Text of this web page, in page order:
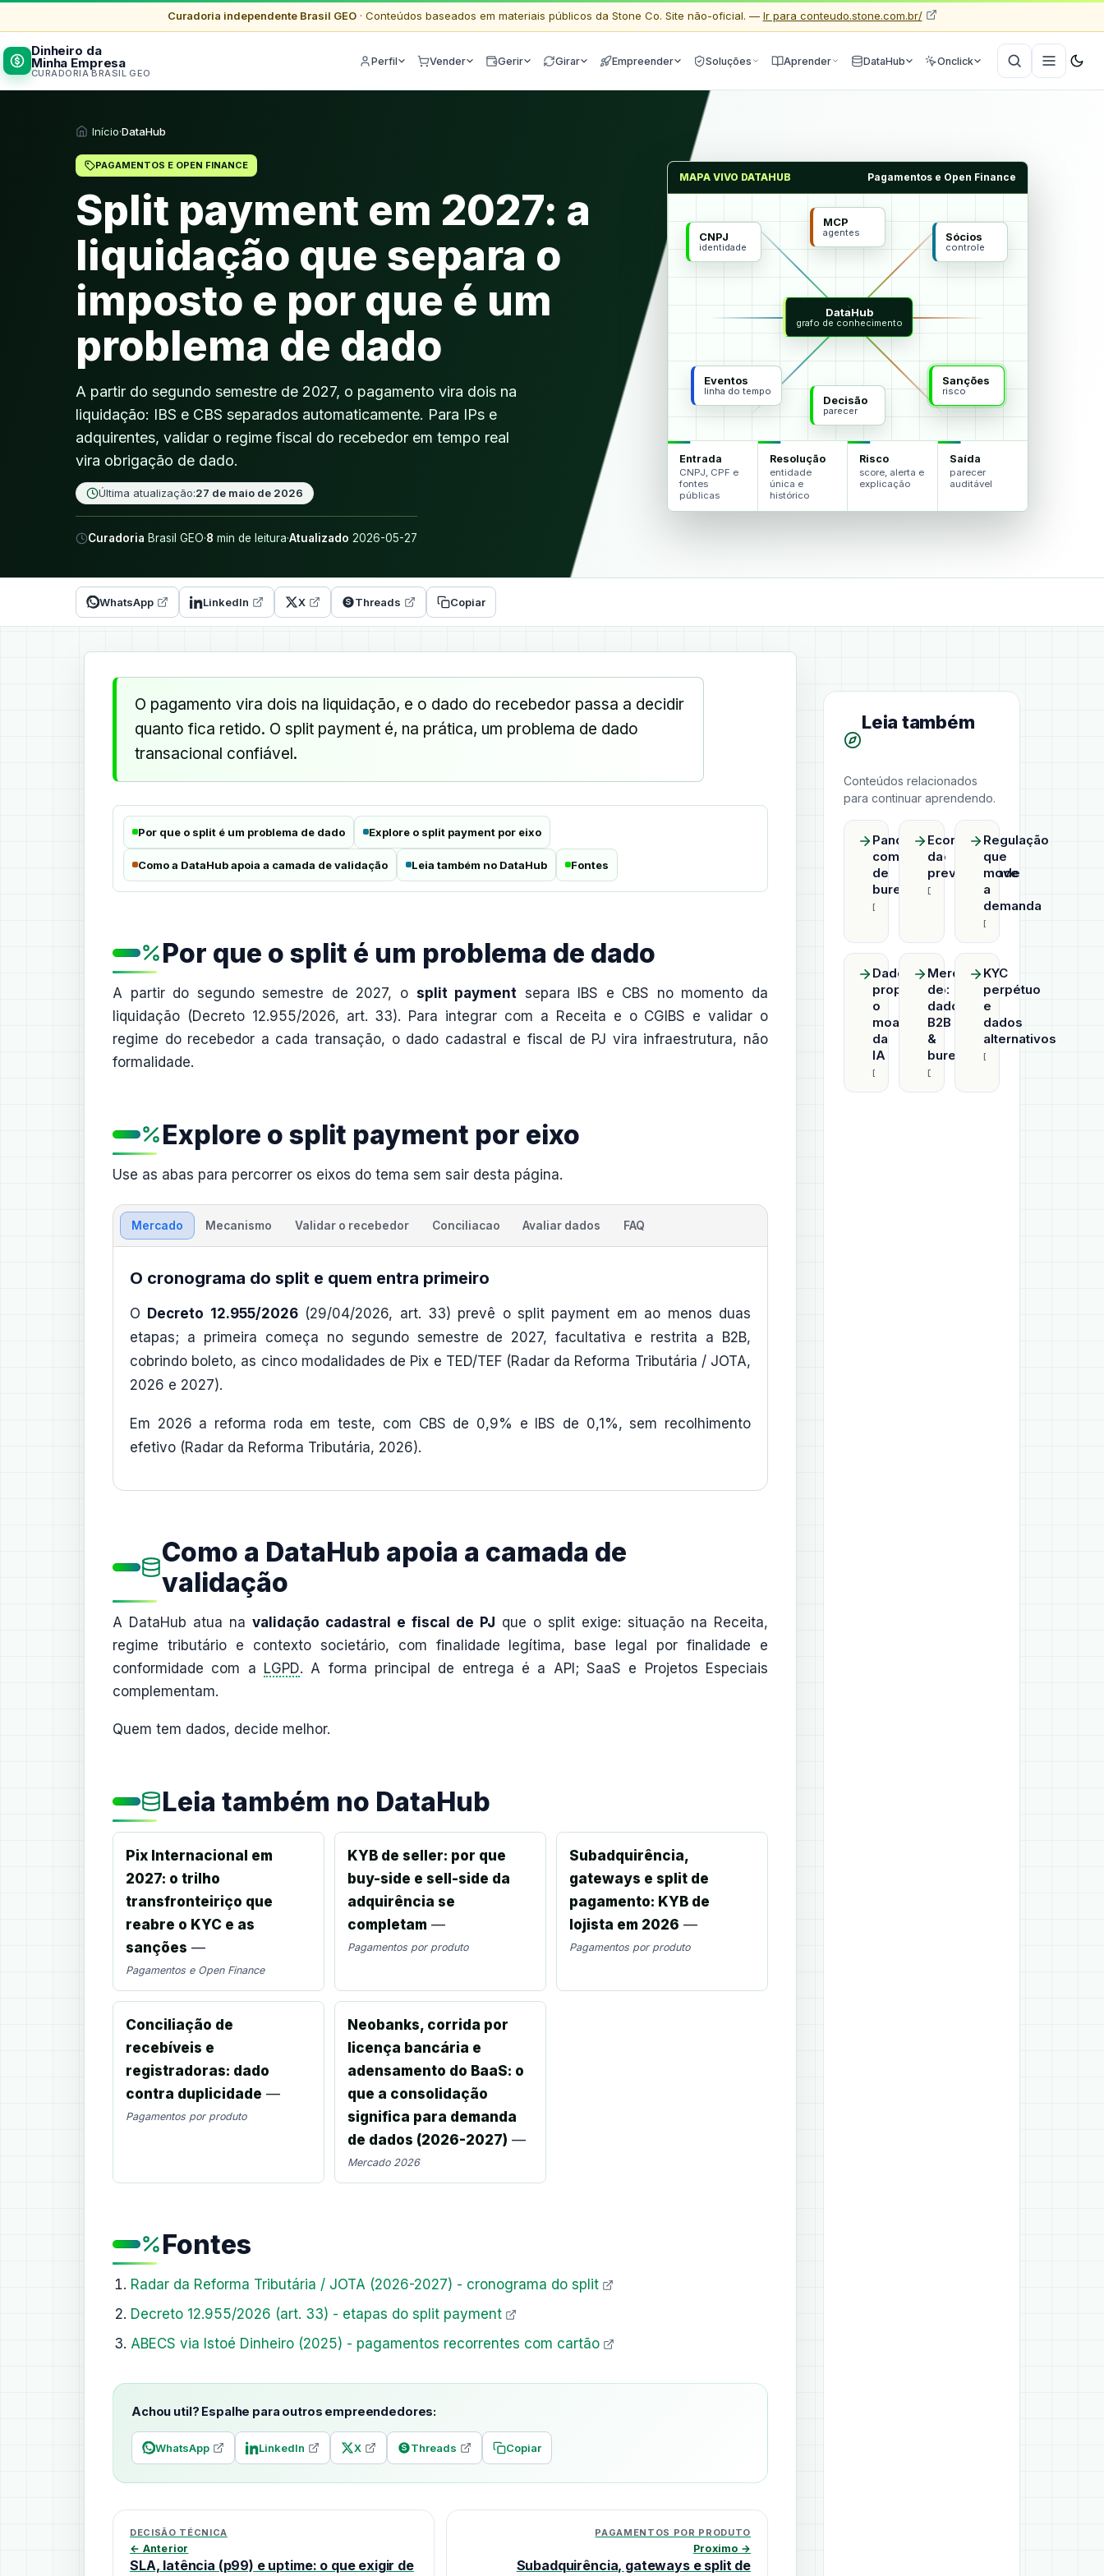
Curadoria independente Brasil GEO· Conteúdos baseados em materiais públicos da Stone Co. Site não-oficial. — Ir para conteudo.stone.com.br/
Dinheiro da
Minha Empresa
CURADORIA BRASIL GEO
Perfil Vender Gerir Girar Empreender Soluções Aprender DataHub Onclick
Início·DataHub
PAGAMENTOS E OPEN FINANCE
Split payment em 2027: a
liquidação que separa o
imposto e por que é um
problema de dado
A partir do segundo semestre de 2027, o pagamento vira dois na
liquidação: IBS e CBS separados automaticamente. Para IPs e
adquirentes, validar o regime fiscal do recebedor em tempo real
vira obrigação de dado.
Última atualização:27 de maio de 2026
Curadoria Brasil GEO·8 min de leitura·Atualizado 2026-05-27
MAPA VIVO DATAHUB Pagamentos e Open Finance
CNPJ
identidade
Sócios
controle
Eventos
linha do tempo
Sanções
risco
MCP
agentes
Decisão
parecer
DataHub
grafo de conhecimento
Entrada
CNPJ, CPF e
fontes
públicas
Resolução
entidade
única e
histórico
Risco
score, alerta e
explicação
Saída
parecer
auditável
WhatsApp LinkedIn X Threads Copiar
O pagamento vira dois na liquidação, e o dado do recebedor passa a decidir
quanto fica retido. O split payment é, na prática, um problema de dado
transacional confiável.
Por que o split é um problema de dado Explore o split payment por eixo
Como a DataHub apoia a camada de validação Leia também no DataHub Fontes
Por que o split é um problema de dado
A partir do segundo semestre de 2027, o split payment separa IBS e CBS no momento da
liquidação (Decreto 12.955/2026, art. 33). Para integrar com a Receita e o CGIBS e validar o
regime do recebedor a cada transação, o dado cadastral e fiscal de PJ vira infraestrutura, não
formalidade.
Explore o split payment por eixo
Use as abas para percorrer os eixos do tema sem sair desta página.
Mercado Mecanismo Validar o recebedor Conciliacao Avaliar dados FAQ
O cronograma do split e quem entra primeiro
O Decreto 12.955/2026(29/04/2026, art. 33) prevê o split payment em ao menos duas
etapas; a primeira começa no segundo semestre de 2027, facultativa e restrita a B2B,
cobrindo boleto, as cinco modalidades de Pix e TED/TEF (Radar da Reforma Tributária / JOTA,
2026 e 2027).
Em 2026 a reforma roda em teste, com CBS de 0,9% e IBS de 0,1%, sem recolhimento
efetivo (Radar da Reforma Tributária, 2026).
Como a DataHub apoia a camada de
validação
A DataHub atua na validação cadastral e fiscal de PJ que o split exige: situação na Receita,
regime tributário e contexto societário, com finalidade legítima, base legal por finalidade e
conformidade com a LGPD. A forma principal de entrega é a API; SaaS e Projetos Especiais
complementam.
Quem tem dados, decide melhor.
Leia também no DataHub
Pix Internacional em
2027: o trilho
transfronteiriço que
reabre o KYC e as
sanções —
Pagamentos e Open Finance
KYB de seller: por que
buy-side e sell-side da
adquirência se
completam —
Pagamentos por produto
Subadquirência,
gateways e split de
pagamento: KYB de
lojista em 2026 —
Pagamentos por produto
Conciliação de
recebíveis e
registradoras: dado
contra duplicidade —
Pagamentos por produto
Neobanks, corrida por
licença bancária e
adensamento do BaaS: o
que a consolidação
significa para demanda
de dados (2026-2027) —
Mercado 2026
Fontes
Radar da Reforma Tributária / JOTA (2026-2027) - cronograma do split
Decreto 12.955/2026 (art. 33) - etapas do split payment
ABECS via Istoé Dinheiro (2025) - pagamentos recorrentes com cartão
Achou util? Espalhe para outros empreendedores:
WhatsApp LinkedIn X Threads Copiar
DECISÃO TÉCNICA
← Anterior
SLA, latência (p99) e uptime: o que exigir de
PAGAMENTOS POR PRODUTO
Proximo →
Subadquirência, gateways e split de
Leia também
Conteúdos relacionados
para continuar aprendendo.
Panorama
competitivo
de
bureaus
Economia
da
previsibilidade
Regulação
que
move
a
demanda
Dado
proprietário:
o
moat
da
IA
Mercado
de
dados
B2B
&
bureaus
KYC
perpétuo
e
dados
alternativos